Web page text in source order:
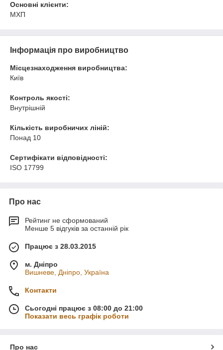
Основні клієнти:
МХП
Інформація про виробництво
Місцезнаходження виробництва:
Київ
Контроль якості:
Внутрішній
Кількість виробничих ліній:
Понад 10
Сертифікати відповідності:
ISO 17799
Про нас
Рейтинг не сформований
Менше 5 відгуків за останній рік
Працює з 28.03.2015
м. Дніпро
Вишневе, Дніпро, Україна
Контакти
Сьогодні працює з 08:00 до 21:00
Показати весь графік роботи
Про нас